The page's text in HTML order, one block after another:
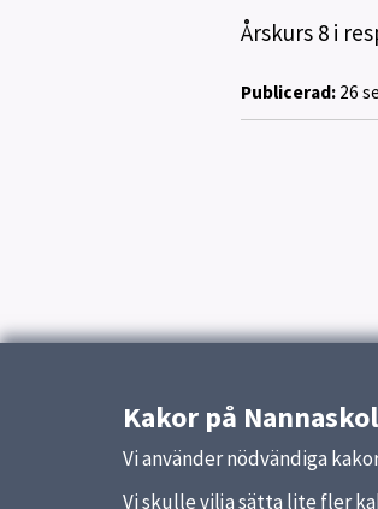
Årskurs 8 i
Publicerad:26
Kakor på
Vi använder nödvändiga
Vi skulle vilja sätta lite fler